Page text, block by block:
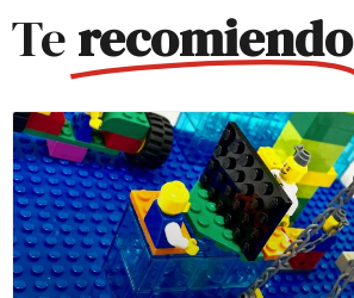
Terecomiendo